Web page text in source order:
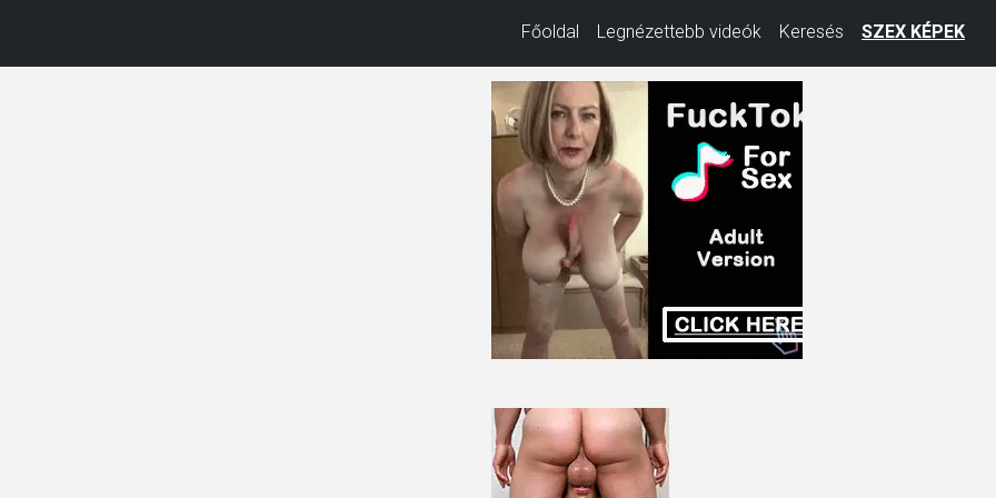
Főoldal Legnézettebb videók Keresés SZEX KÉPEK